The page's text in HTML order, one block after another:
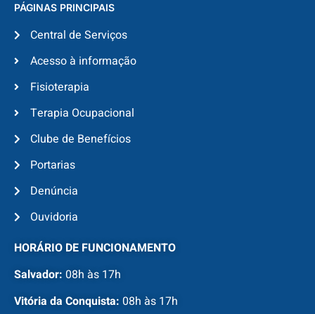
PÁGINAS PRINCIPAIS
Central de Serviços
Acesso à informação
Fisioterapia
Terapia Ocupacional
Clube de Benefícios
Portarias
Denúncia
Ouvidoria
HORÁRIO DE FUNCIONAMENTO
Salvador: 08h às 17h
Vitória da Conquista: 08h às 17h